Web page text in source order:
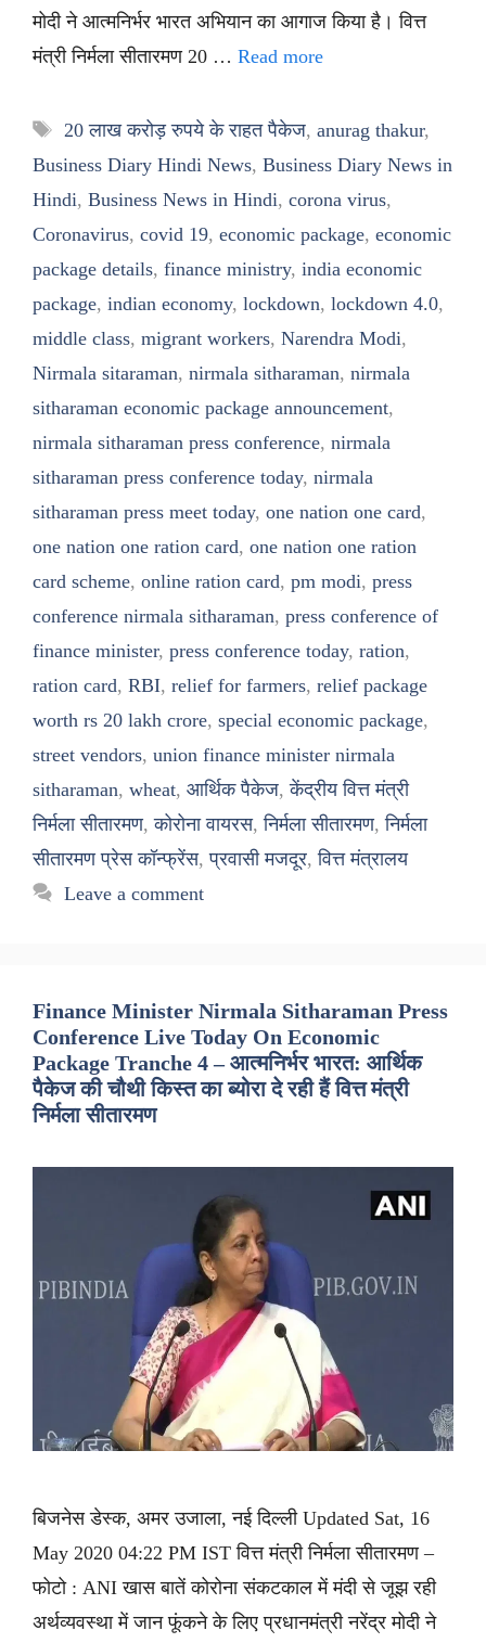
मोदी ने आत्मनिर्भर भारत अभियान का आगाज किया है। वित्त
मंत्री निर्मला सीतारमण 20 … Read more
Tags
20 लाख करोड़ रुपये के राहत पैकेज, anurag thakur,
Business Diary Hindi News, Business Diary News in
Hindi, Business News in Hindi, corona virus,
Coronavirus, covid 19, economic package, economic
package details, finance ministry, india economic
package, indian economy, lockdown, lockdown 4.0,
middle class, migrant workers, Narendra Modi,
Nirmala sitaraman, nirmala sitharaman, nirmala
sitharaman economic package announcement,
nirmala sitharaman press conference, nirmala
sitharaman press conference today, nirmala
sitharaman press meet today, one nation one card,
one nation one ration card, one nation one ration
card scheme, online ration card, pm modi, press
conference nirmala sitharaman, press conference of
finance minister, press conference today, ration,
ration card, RBI, relief for farmers, relief package
worth rs 20 lakh crore, special economic package,
street vendors, union finance minister nirmala
sitharaman, wheat, आर्थिक पैकेज,केंद्रीय वित्त मंत्री
निर्मला सीतारमण,कोरोना वायरस,निर्मला सीतारमण,निर्मला
सीतारमण प्रेस कॉन्फ्रेंस,प्रवासी मजदूर,वित्त मंत्रालय
Leave a comment
Finance Minister Nirmala Sitharaman Press
Conference Live Today On Economic
Package Tranche 4 – आत्मनिर्भर भारत: आर्थिक
पैकेज की चौथी किस्त का ब्योरा दे रही हैं वित्त मंत्री
निर्मला सीतारमण
बिजनेस डेस्क, अमर उजाला, नई दिल्ली Updated Sat, 16
May 2020 04:22 PM IST वित्त मंत्री निर्मला सीतारमण –
फोटो : ANI खास बातें कोरोना संकटकाल में मंदी से जूझ रही
अर्थव्यवस्था में जान फूंकने के लिए प्रधानमंत्री नरेंद्र मोदी ने